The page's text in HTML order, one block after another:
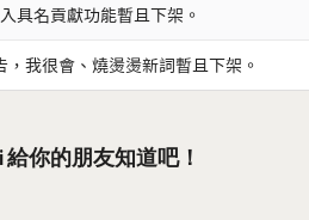
具名貢獻功能暫且下架。
我很會、燒燙燙新詞暫且下架。
你的朋友知道吧！